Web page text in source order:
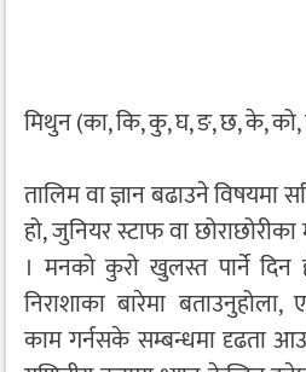
मिथुन (का, कि, कु, घ, ङ, छ, के,
तालिम वा ज्ञान बढाउने विषयमा
हो, जुनियर स्टाफ वा
। मनको कुरो खुलस्त पार्ने दिन
निराशाका बारेमा
काम गर्नसके सम्बन्धमा दृढता